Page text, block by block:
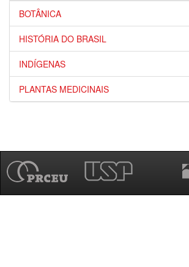
BOTÂNICA
HISTÓRIA DO BRASIL
INDÍGENAS
PLANTAS MEDICINAIS